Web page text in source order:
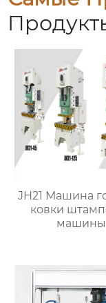
JH21 Машина
ковки
машины